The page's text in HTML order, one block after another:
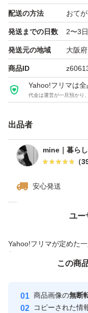
配送の方法 おて
発送までの日数 2〜3
発送元の地域 大阪府
商品ID
Yahoo!フリマは
代金は運営が一旦預かり
出品者
mine｜暮ら
（
安心発送
ユー
Yahoo!フリマが定めた
付与しています
安心取引出品者
価格の相談
この商
商品画像の無断
コピーされた情
この商品をみている